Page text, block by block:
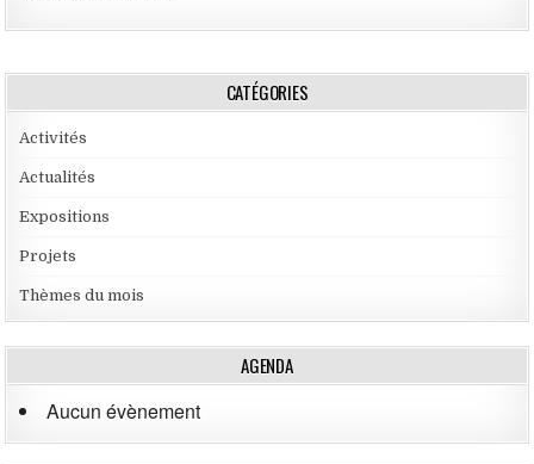
CATÉGORIES
Activités
Actualités
Expositions
Projets
Thèmes du mois
AGENDA
Aucun évènement